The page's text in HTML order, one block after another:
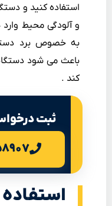
استفاده کنید و
و آلودگی محیط
به خصوص برد
باعث می شود
کند .
ثبت
۰۲۱-
استفاده